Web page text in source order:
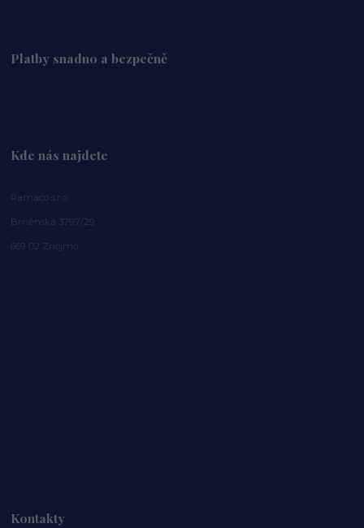
Platby snadno a bezpečně
Kde nás najdete
Ramaco s.r.o.
Brněnská 3797/29
669 02 Znojmo
Kontakty